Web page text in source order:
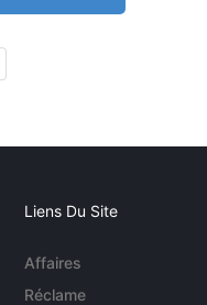
Liens Du Site
Affaires
Réclame